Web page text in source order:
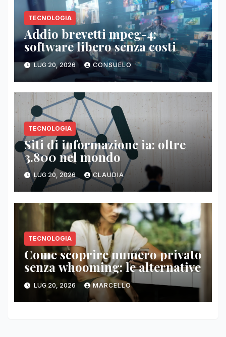
TECNOLOGIA
Addio brevetti mpeg-4:
software libero senza costi
LUG 20, 2026 CONSUELO
TECNOLOGIA
Siti di informazione ia: oltre
3.800 nel mondo
LUG 20, 2026 CLAUDIA
TECNOLOGIA
Come scoprire numero privato
senza whooming: le alternative
LUG 20, 2026 MARCELLO